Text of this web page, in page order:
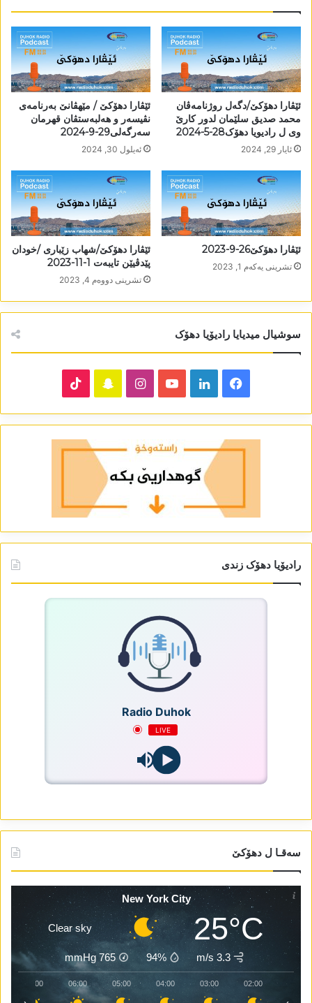
ئێڤارا دھۆکێ/دگەل روژنامەڤان
محمد صدیق سلێمان لدور کارێ
وی ل رادیویا دھۆک28-5-2024
ئایار 29, 2024
ئێڤارا دھۆکێ / مێھڤانێ بەرنامەی
نڤیسەر و ھەلبەستڤان قھرمان
سەرگەلی29-9-2024
ئه‌یلول 30, 2024
ئێڤارا دھۆکێ26-9-2023
تشرینی یه‌كه‌م 1, 2023
ئێڤارا دھۆکێ/شھاب زێباری /خودان
پێدڤیێن تایبەت 1-11-2023
تشرینی دووه‌م 4, 2023
سوشیال میدیایا رادیۆیا دھۆک
Facebook
LinkedIn
YouTube
Instagram
Snapchat
رادیۆیا دھۆک زندی
Radio Duhok
LIVE
سەقـا ل دھۆکێ
New York City
25°C
Clear sky
3.3 m/s
94%
765
mmHg
02:00
03:00
04:00
05:00
06:00
07:00